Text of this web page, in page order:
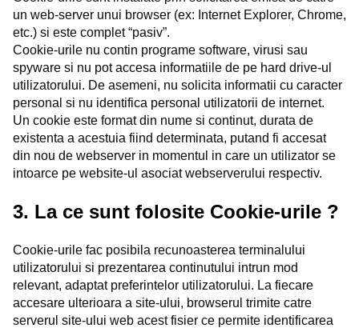
un web-server unui browser (ex: Internet Explorer, Chrome,
etc.) si este complet “pasiv”.
Cookie-urile nu contin programe software, virusi sau
spyware si nu pot accesa informatiile de pe hard drive-ul
utilizatorului. De asemeni, nu solicita informatii cu caracter
personal si nu identifica personal utilizatorii de internet.
Un cookie este format din nume si continut, durata de
existenta a acestuia fiind determinata, putand fi accesat
din nou de webserver in momentul in care un utilizator se
intoarce pe website-ul asociat webserverului respectiv.
3. La ce sunt folosite Cookie-urile ?
Cookie-urile fac posibila recunoasterea terminalului
utilizatorului si prezentarea continutului intrun mod
relevant, adaptat preferintelor utilizatorului. La fiecare
accesare ulterioara a site-ului, browserul trimite catre
serverul site-ului web acest fisier ce permite identificarea